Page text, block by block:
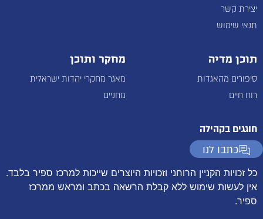
יצירת קשר
תנאי שימוש
תוכן מדיה
סיפורים מהאגדות
רוח חיים
מחקר ותוכן
מאגר מחקרי יהדות ישראלית
מחניים
חוגגים בקהילה
כתבו לנו
כל זכויות הקניין הרוחני וזכויות היוצרים שייכות למרכז ספיר בלבד.
אין לעשות שימוש ללא קבלת הרשאה בכתב ומראש ממרכז
ספיר.